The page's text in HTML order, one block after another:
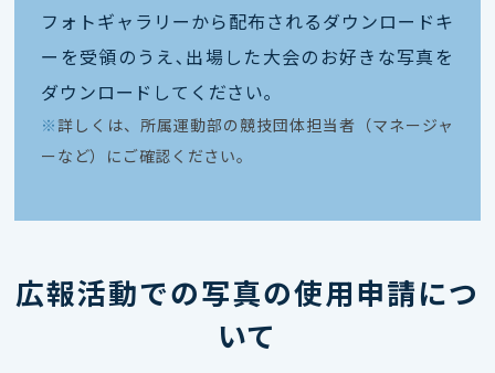
フォトギャラリーから配布されるダウンロードキ
ーを受領のうえ､出場した大会のお好きな写真を
ダウンロードしてください｡
※ 詳しくは、所属運動部の競技団体担当者（マネージャ
ーなど）にご確認ください。
広報活動での写真の使用申請につ
いて